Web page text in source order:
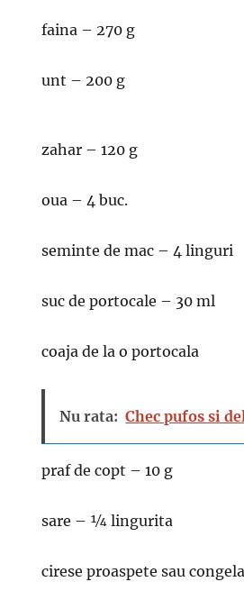
faina – 270 g
unt – 200 g
zahar – 120 g
oua – 4 buc.
seminte de mac – 4 linguri
suc de portocale – 30 ml
coaja de la o portocala
Nu rata: Chec pufos si
praf de copt – 10 g
sare – ¼ lingurita
cirese proaspete sau